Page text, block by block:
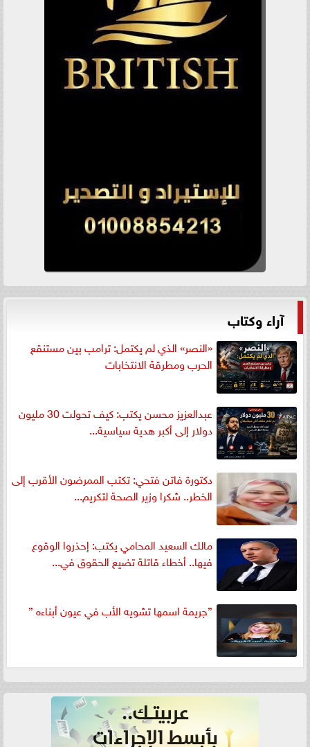
آراء وكتاب
«النصر» الذي لم يكتمل: ترامب بين مستنقع
الحرب ومطرقة الانتخابات
عبدالعزيز محسن يكتب: كيف تحولت 30 مليون
دولار إلى أكبر هدية سياسية...
دكتورة فاتن فتحي: تكتب الممرضون الأقرب إلى
الخطر.. شكرا وزير الصحة لتكريم...
مالك السعيد المحامي يكتب: إحذروا الوقوع
فيها.. أخطاء قاتلة تضيع الحقوق في...
”جريمة اسمها تشويه الأب في عيون أبناءه ”